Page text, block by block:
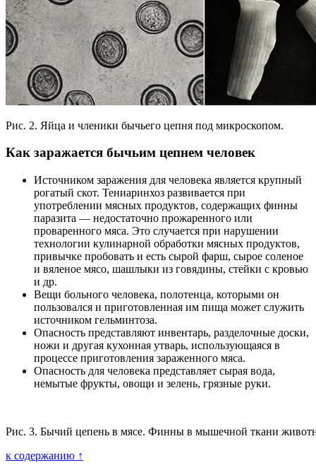
Рис. 2. Яйца и членики бычьего цепня под микроскопом.
Как заражается бычьим цепнем человек
Источником заражения для человека является крупный
рогатый скот. Тениаринхоз развивается при
употреблении мясных продуктов, содержащих финны
паразита — недостаточно прожаренного или
проваренного мяса. Это случается при нарушении
технологии кулинарной обработки мясных продуктов,
привычке пробовать и есть сырой фарш, сырое соленое
и вяленое мясо, шашлыки из говядины, стейки с кровью
и др.
Вещи больного человека, полотенца, которыми он
пользовался и приготовленная им пища может служить
источником гельминтоза.
Опасность представляют инвентарь, разделочные доски,
ножи и другая кухонная утварь, использующаяся в
процессе приготовления зараженного мяса.
Опасность для человека представляет сырая вода,
немытые фрукты, овощи и зелень, грязные руки.
Рис. 3. Бычий цепень в мясе. Финны в мышечной ткани
к содержанию ↑